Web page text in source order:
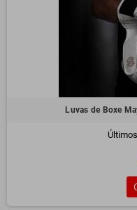
Luvas de Boxe